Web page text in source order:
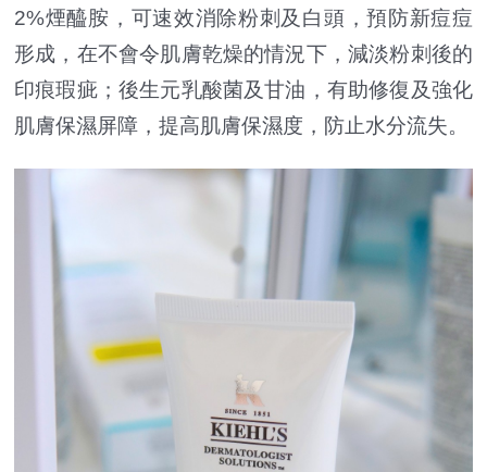
2%煙醯胺，可速效消除粉刺及白頭，預防新痘痘
形成，在不會令肌膚乾燥的情況下，減淡粉刺後的
印痕瑕疵；後生元乳酸菌及甘油，有助修復及強化
肌膚保濕屏障，提高肌膚保濕度，防止水分流失。